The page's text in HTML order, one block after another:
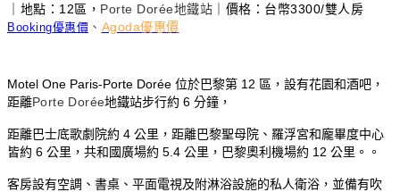
｜地點：12區， Porte Dorée地鐵站 ｜價格：台幣3300/雙人房
Booking優惠價 、 Agoda優惠價
Motel One Paris-Porte Dorée 位於巴黎第 12 區，設有花園和酒吧，
距離Porte Dorée地鐵站步行約 6 分鐘，
距離巴士底歌劇院約 4 公里，距離巴黎聖母院、羅浮宮和龐畢度中心
皆約 6 公里，共和國廣場約 5.4 公里，巴黎奧利機場約 12 公里。。
客房設有空調、書桌、平面電視及附淋浴設施的私人衛浴，並備有吹